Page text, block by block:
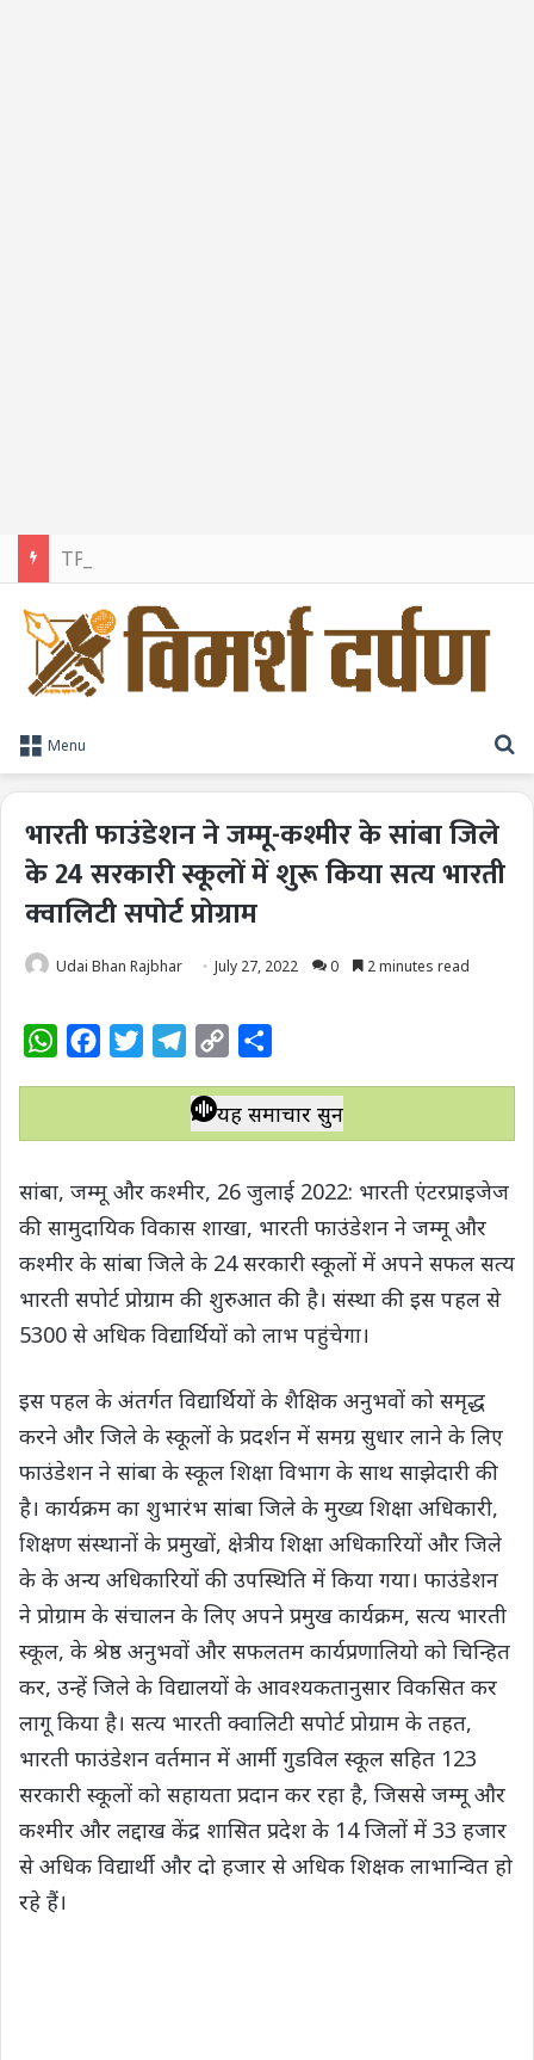
Menu
भारती फाउंडेशन ने जम्मू-कश्मीर के सांबा जिले
के 24 सरकारी स्कूलों में शुरू किया सत्य भारती
क्वालिटी सपोर्ट प्रोग्राम
Udai Bhan Rajbhar July 27, 2022 0 2 minutes read
W
t
A
p
p
e
o
o
k
t
r
l
e
g
r
a
m
p
y
i
n
k
a
r
यह समाचार सुनें
सांबा, जम्मू और कश्मीर, 26 जुलाई 2022: भारती एंटरप्राइजेज
की सामुदायिक विकास शाखा, भारती फाउंडेशन ने जम्मू और
कश्मीर के सांबा जिले के 24 सरकारी स्कूलों में अपने सफल सत्य
भारती सपोर्ट प्रोग्राम की शुरुआत की है। संस्था की इस पहल से
5300 से अधिक विद्यार्थियों को लाभ पहुंचेगा।
इस पहल के अंतर्गत विद्यार्थियों के शैक्षिक अनुभवों को समृद्ध
करने और जिले के स्कूलों के प्रदर्शन में समग्र सुधार लाने के लिए
फाउंडेशन ने सांबा के स्कूल शिक्षा विभाग के साथ साझेदारी की
है। कार्यक्रम का शुभारंभ सांबा जिले के मुख्य शिक्षा अधिकारी,
शिक्षण संस्थानों के प्रमुखों, क्षेत्रीय शिक्षा अधिकारियों और जिले
के के अन्य अधिकारियों की उपस्थिति में किया गया। फाउंडेशन
ने प्रोग्राम के संचालन के लिए अपने प्रमुख कार्यक्रम, सत्य भारती
स्कूल, के श्रेष्ठ अनुभवों और सफलतम कार्यप्रणालियो को चिन्हित
कर, उन्हें जिले के विद्यालयों के आवश्यकतानुसार विकसित कर
लागू किया है। सत्य भारती क्वालिटी सपोर्ट प्रोग्राम के तहत,
भारती फाउंडेशन वर्तमान में आर्मी गुडविल स्कूल सहित 123
सरकारी स्कूलों को सहायता प्रदान कर रहा है, जिससे जम्मू और
कश्मीर और लद्दाख केंद्र शासित प्रदेश के 14 जिलों में 33 हजार
से अधिक विद्यार्थी और दो हजार से अधिक शिक्षक लाभान्वित हो
रहे हैं।